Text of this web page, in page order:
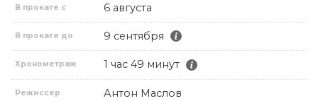
В прокате с 6 августа
В прокате до 9 сентября
Хронометраж 1 час 49 минут
Режиссер Антон Маслов